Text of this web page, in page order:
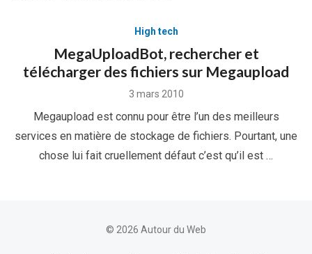
High tech
MegaUploadBot, rechercher et
télécharger des fichiers sur Megaupload
Posted
3 mars 2010
Megaupload est connu pour être l’un des meilleurs
services en matière de stockage de fichiers. Pourtant, une
chose lui fait cruellement défaut c’est qu’il est …
© 2026 Autour du Web